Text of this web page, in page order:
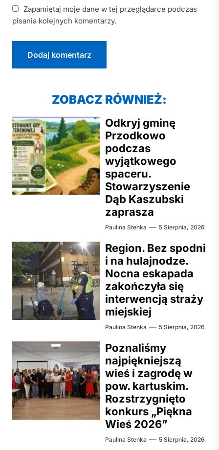
Zapamiętaj moje dane w tej przeglądarce podczas
pisania kolejnych komentarzy.
ZOBACZ RÓWNIEŻ:
Odkryj gminę
Przodkowo
podczas
wyjątkowego
spaceru.
Stowarzyszenie
Dąb Kaszubski
zaprasza
Paulina Stenka 5 Sierpnia, 2026
Region. Bez spodni
i na hulajnodze.
Nocna eskapada
zakończyła się
interwencją straży
miejskiej
Paulina Stenka 5 Sierpnia, 2026
Poznaliśmy
najpiękniejszą
wieś i zagrodę w
pow. kartuskim.
Rozstrzygnięto
konkurs „Piękna
Wieś 2026”
Paulina Stenka 5 Sierpnia, 2026